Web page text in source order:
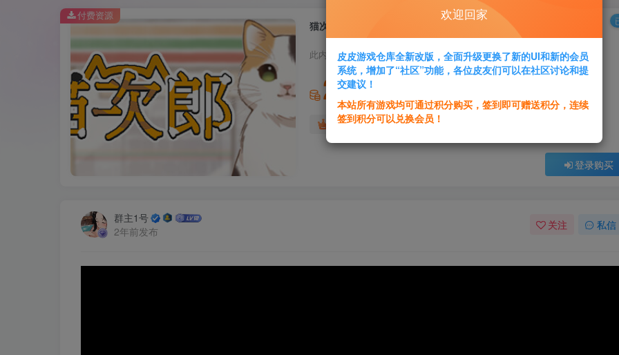
猫次郎
此内容为付费资源，请付费后查看
2
黄金会员免费 超级会员
登录购买
付费资源
群主1号
2年前发布
关注 私信
欢迎回家
皮皮游戏仓库全新改版，全面升级更换了新的UI和新的会员
系统，增加了“社区”功能，各位皮友们可以在社区讨论和提
交建议！
本站所有游戏均可通过积分购买，签到即可赠送积分，连续
签到积分可以兑换会员！